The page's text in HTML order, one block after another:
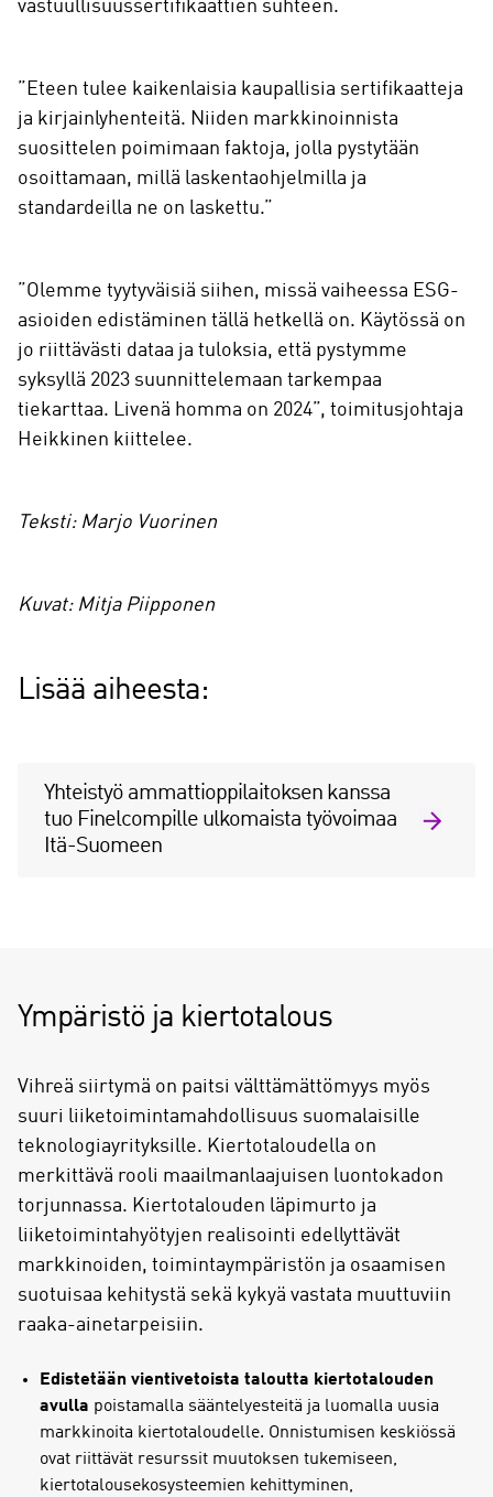
vastuullisuussertifikaattien suhteen.
”Eteen tulee kaikenlaisia kaupallisia sertifikaatteja
ja kirjainlyhenteitä. Niiden markkinoinnista
suosittelen poimimaan faktoja, jolla pystytään
osoittamaan, millä laskentaohjelmilla ja
standardeilla ne on laskettu.”
”Olemme tyytyväisiä siihen, missä vaiheessa ESG-
asioiden edistäminen tällä hetkellä on. Käytössä on
jo riittävästi dataa ja tuloksia, että pystymme
syksyllä 2023 suunnittelemaan tarkempaa
tiekarttaa. Livenä homma on 2024”, toimitusjohtaja
Heikkinen kiittelee.
Teksti: Marjo Vuorinen
Kuvat: Mitja Piipponen
Lisää aiheesta:
Yhteistyö ammattioppilaitoksen kanssa
tuo Finelcompille ulkomaista työvoimaa
Itä-Suomeen
Ympäristö ja kiertotalous
Vihreä siirtymä on paitsi välttämättömyys myös
suuri liiketoimintamahdollisuus suomalaisille
teknologiayrityksille. Kiertotaloudella on
merkittävä rooli maailmanlaajuisen luontokadon
torjunnassa. Kiertotalouden läpimurto ja
liiketoimintahyötyjen realisointi edellyttävät
markkinoiden, toimintaympäristön ja osaamisen
suotuisaa kehitystä sekä kykyä vastata muuttuviin
raaka-ainetarpeisiin.
Edistetään vientivetoista taloutta kiertotalouden
avulla poistamalla sääntelyesteitä ja luomalla uusia
markkinoita kiertotaloudelle. Onnistumisen keskiössä
ovat riittävät resurssit muutoksen tukemiseen,
kiertotalousekosysteemien kehittyminen,